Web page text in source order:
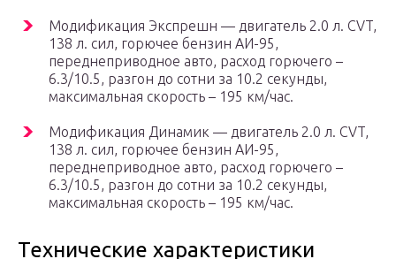
Модификация Экспрешн — двигатель 2.0 л. CVT,
138 л. сил, горючее бензин АИ-95,
переднеприводное авто, расход горючего –
6.3/10.5, разгон до сотни за 10.2 секунды,
максимальная скорость – 195 км/час.
Модификация Динамик — двигатель 2.0 л. CVT,
138 л. сил, горючее бензин АИ-95,
переднеприводное авто, расход горючего –
6.3/10.5, разгон до сотни за 10.2 секунды,
максимальная скорость – 195 км/час.
Технические характеристики